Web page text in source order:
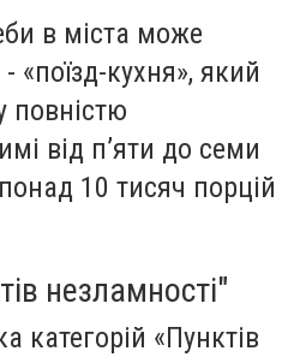
в міста може
«поїзд-кухня», який
від п’яти до семи
10 тисяч порцій
незламності"
категорій «Пунктів